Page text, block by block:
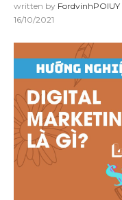
written by FordvinhPOIUY
16/10/2021